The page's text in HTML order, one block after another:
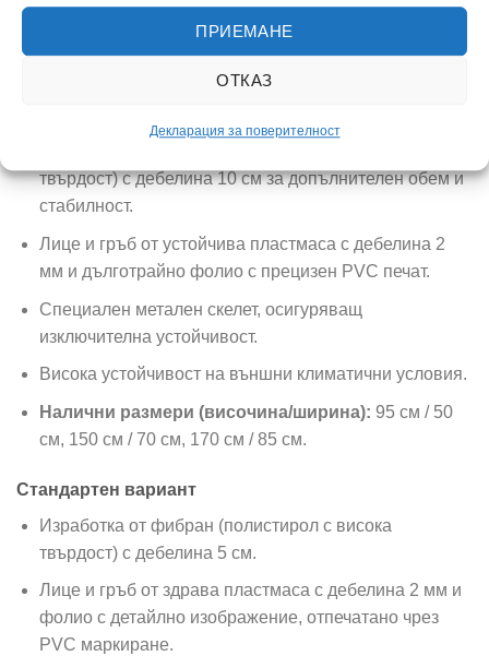
ПРИЕМАНЕ
ОТКАЗ
Декларация за поверителност
детайла от висококачествени материали, които
гарантират дълготрайност и многогодишна употреба
твърдост) с дебелина 10 см за допълнителен обем и
стабилност.
Лице и гръб от устойчива пластмаса с дебелина 2
мм и дълготрайно фолио с прецизен PVC печат.
Специален метален скелет, осигуряващ
изключителна устойчивост.
Висока устойчивост на външни климатични условия.
Налични размери (височина/ширина): 95 см / 50
см, 150 см / 70 см, 170 см / 85 см.
Стандартен вариант
Изработка от фибран (полистирол с висока
твърдост) с дебелина 5 см.
Лице и гръб от здрава пластмаса с дебелина 2 мм и
фолио с детайлно изображение, отпечатано чрез
PVC маркиране.